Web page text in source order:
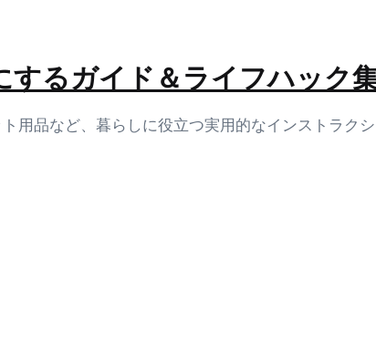
るガイド＆ライフハック
用品など、暮らしに役立つ実用的なインストラク